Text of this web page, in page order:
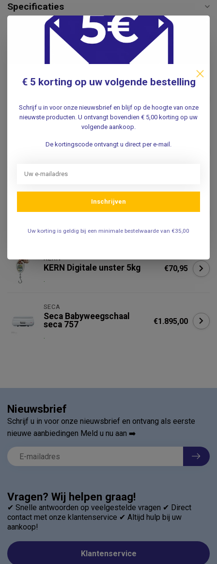
Specificaties
.
KERN Digitale unster 10kg -
SOEHNLE
Soehnle Soehnle 8320
Opvouwbare
.
€199,95
KERN
KERN Digitale unster 5kg
.
€70,95
SECA
Seca Babyweegschaal
seca 757
.
€1.895,00
Vragen? Wij helpen graag!
✔ Snelle antwoorden op veelgestelde vragen ✔ Direct
contact met onze klantenservice ✔ Altijd hulp bij uw
aankoop!
Klantenservice
Nieuwsbrief
Schrijf u in voor onze nieuwsbrief en ontvang als eerste
nieuwe aanbiedingen Meld u nu aan ➡️
€ 5 korting op uw volgende bestelling
Schrijf u in voor onze nieuwsbrief en blijf op de hoogte van onze
nieuwste producten. U ontvangt bovendien € 5,00 korting op uw
volgende aankoop.
De kortingscode ontvangt u direct per e-mail.
Inschrijven
Uw korting is geldig bij een minimale bestelwaarde van €35,00